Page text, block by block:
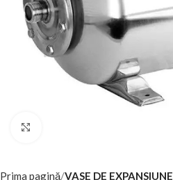
Prima pagină VASE DE EXPANSIUNE